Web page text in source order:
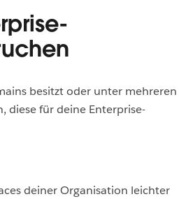
besitzt oder unter mehreren
diese für deine Enterprise-
deiner Organisation leichter